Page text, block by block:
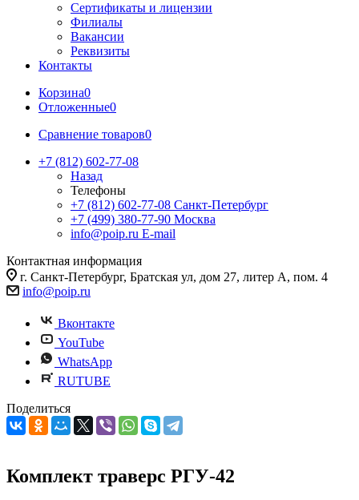
Сертификаты и лицензии
Филиалы
Вакансии
Реквизиты
Контакты
Корзина0
Отложенные0
Сравнение товаров0
+7 (812) 602-77-08
Назад
Телефоны
+7 (812) 602-77-08 Санкт-Петербург
+7 (499) 380-77-90 Москва
info@poip.ru E-mail
Контактная информация
г. Санкт-Петербург, Братская ул, дом 27, литер А, пом. 4
info@poip.ru
Вконтакте
YouTube
WhatsApp
RUTUBE
Поделиться
Комплект траверс РГУ-42